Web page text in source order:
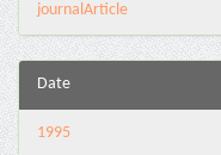
journalArticle
Date
1995